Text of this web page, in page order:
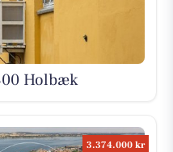
Holbæk
3.374.000 kr